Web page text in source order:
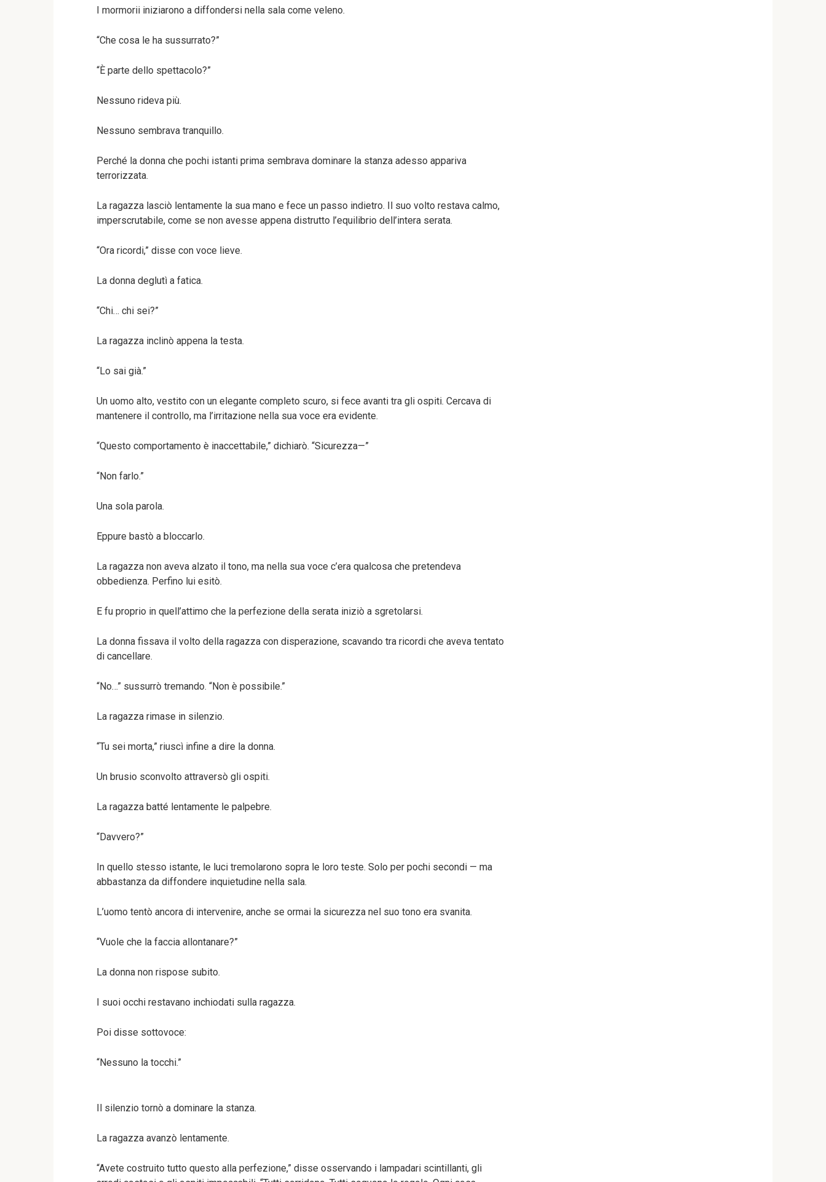
I mormorii iniziarono a diffondersi nella sala come veleno.
“Che cosa le ha sussurrato?”
“È parte dello spettacolo?”
Nessuno rideva più.
Nessuno sembrava tranquillo.
Perché la donna che pochi istanti prima sembrava dominare la stanza adesso appariva
terrorizzata.
La ragazza lasciò lentamente la sua mano e fece un passo indietro. Il suo volto restava calmo,
imperscrutabile, come se non avesse appena distrutto l’equilibrio dell’intera serata.
“Ora ricordi,” disse con voce lieve.
La donna deglutì a fatica.
“Chi… chi sei?”
La ragazza inclinò appena la testa.
“Lo sai già.”
Un uomo alto, vestito con un elegante completo scuro, si fece avanti tra gli ospiti. Cercava di
mantenere il controllo, ma l’irritazione nella sua voce era evidente.
“Questo comportamento è inaccettabile,” dichiarò. “Sicurezza—”
“Non farlo.”
Una sola parola.
Eppure bastò a bloccarlo.
La ragazza non aveva alzato il tono, ma nella sua voce c’era qualcosa che pretendeva
obbedienza. Perfino lui esitò.
E fu proprio in quell’attimo che la perfezione della serata iniziò a sgretolarsi.
La donna fissava il volto della ragazza con disperazione, scavando tra ricordi che aveva tentato
di cancellare.
“No…” sussurrò tremando. “Non è possibile.”
La ragazza rimase in silenzio.
“Tu sei morta,” riuscì infine a dire la donna.
Un brusio sconvolto attraversò gli ospiti.
La ragazza batté lentamente le palpebre.
“Davvero?”
In quello stesso istante, le luci tremolarono sopra le loro teste. Solo per pochi secondi — ma
abbastanza da diffondere inquietudine nella sala.
L’uomo tentò ancora di intervenire, anche se ormai la sicurezza nel suo tono era svanita.
“Vuole che la faccia allontanare?”
La donna non rispose subito.
I suoi occhi restavano inchiodati sulla ragazza.
Poi disse sottovoce:
“Nessuno la tocchi.”
Il silenzio tornò a dominare la stanza.
La ragazza avanzò lentamente.
“Avete costruito tutto questo alla perfezione,” disse osservando i lampadari scintillanti, gli